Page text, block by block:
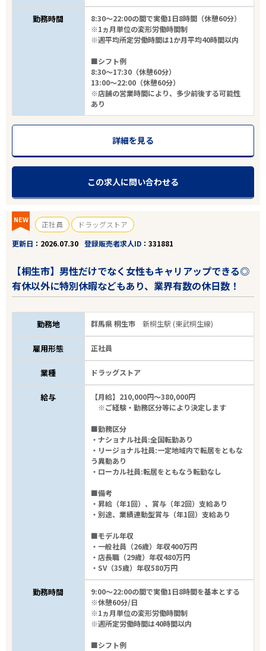
勤務時間
8:30～22:00の間で実働1日8時間（休憩60分）
※1ヵ月単位の変形労働時間制
※週平均所定労働時間は1か月平均40時間以内
■シフト例
8:30～17:30（休憩60分）
13:00～22:00（休憩60分）
※店舗の営業時間により、多少前後する可能性
あり
詳細を見る
この求人に問い合わせる
NEW 正社員
ドラッグストア
更新日
2026.07.30 登録販売者求人ID 331881
【桐生市】男性だけでなく女性もキャリアップできる◎
有休以外に特別休暇などもあり、業界有数の休日数！
勤務地 群馬県 桐生市新桐生駅 (東武桐生線)
雇用形態 正社員
業種 ドラッグストア
給与
【月給】210,000円～380,000円
※ご経験・勤務区分等により決定します
■勤務区分
・ナショナル社員:全国転勤あり
・リージョナル社員:一定地域内で転居をともな
う異動あり
・ローカル社員:転居をともなう転勤なし
■備考
・昇給（年1回）、賞与（年2回）支給あり
・別途、業績連動型賞与（年1回）支給あり
■モデル年収
・一般社員（26歳）年収400万円
・店長職（29歳）年収480万円
・SV（35歳）年収580万円
勤務時間
9:00～22:00の間で実働1日8時間を基本とする
※休憩60分/日
※1ヵ月単位の変形労働時間制
※週所定労働時間は40時間以内
■シフト例